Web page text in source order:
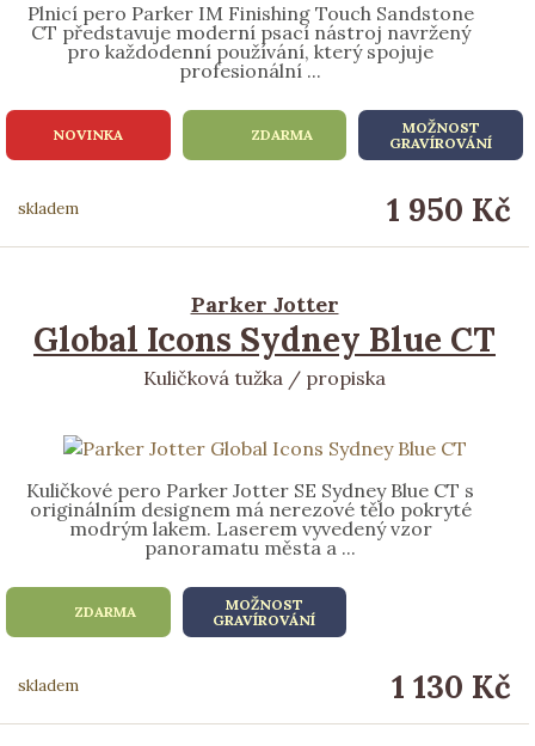
Plnicí pero Parker IM Finishing Touch Sandstone
CT představuje moderní psací nástroj navržený
pro každodenní používání, který spojuje
profesionální ...
NOVINKA ZDARMA
MOŽNOST
GRAVÍROVÁNÍ
skladem 1 950 Kč
Parker Jotter
Global Icons Sydney Blue CT
Kuličková tužka / propiska
Kuličkové pero Parker Jotter SE Sydney Blue CT s
originálním designem má nerezové tělo pokryté
modrým lakem. Laserem vyvedený vzor
panoramatu města a ...
ZDARMA
MOŽNOST
GRAVÍROVÁNÍ
skladem 1 130 Kč